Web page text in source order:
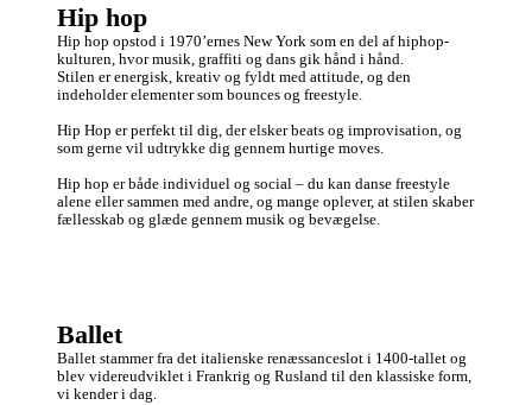
Hip hop
Hip hop opstod i 1970’ernes New York som en del af hiphop-
kulturen, hvor musik, graffiti og dans gik hånd i hånd.
Stilen er energisk, kreativ og fyldt med attitude, og den
indeholder elementer som bounces og freestyle.
Hip Hop er perfekt til dig, der elsker beats og improvisation, og
som gerne vil udtrykke dig gennem hurtige moves.
Hip hop er både individuel og social – du kan danse freestyle
alene eller sammen med andre, og mange oplever, at stilen skaber
fællesskab og glæde gennem musik og bevægelse.
Ballet
Ballet stammer fra det italienske renæssanceslot i 1400-tallet og
blev videreudviklet i Frankrig og Rusland til den klassiske form,
vi kender i dag.